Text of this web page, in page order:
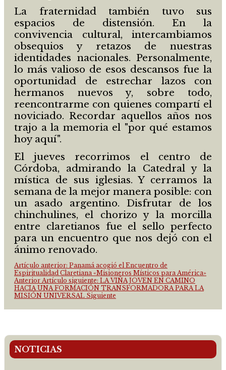
La fraternidad también tuvo sus
espacios de distensión. En la
convivencia cultural, intercambiamos
obsequios y retazos de nuestras
identidades nacionales. Personalmente,
lo más valioso de esos descansos fue la
oportunidad de estrechar lazos con
hermanos nuevos y, sobre todo,
reencontrarme con quienes compartí el
noviciado. Recordar aquellos años nos
trajo a la memoria el "por qué estamos
hoy aquí".
El jueves recorrimos el centro de
Córdoba, admirando la Catedral y la
mística de sus iglesias. Y cerramos la
semana de la mejor manera posible: con
un asado argentino. Disfrutar de los
chinchulines, el chorizo y la morcilla
entre claretianos fue el sello perfecto
para un encuentro que nos dejó con el
ánimo renovado.
Artículo anterior: Panamá acogió el Encuentro de
Espiritualidad Claretiana «Misioneros Místicos para América»
Anterior Artículo siguiente: LA VIÑA JOVEN EN CAMINO
HACIA UNA FORMACIÓN TRANSFORMADORA PARA LA
MISIÓN UNIVERSAL Siguiente
NOTICIAS